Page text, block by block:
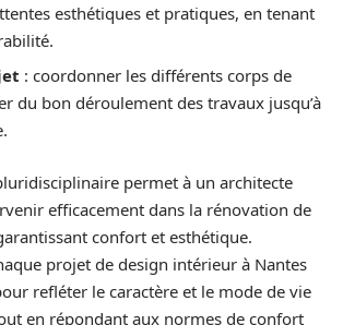
esthétiques et pratiques, en tenant
: coordonner les différents corps de
du bon déroulement des travaux jusqu’à
permet à un architecte
efficacement dans la rénovation de
confort et esthétique.
projet de design intérieur à Nantes
refléter le caractère et le mode de vie
en répondant aux normes de confort